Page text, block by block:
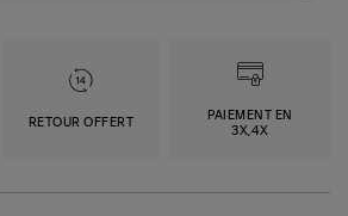
RETOUR OFFERT
PAIEMENT EN
3X,4X